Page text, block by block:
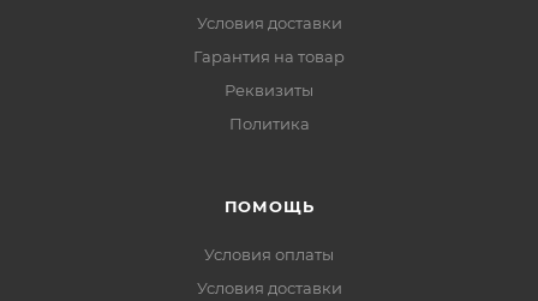
Условия доставки
Гарантия на товар
Реквизиты
Политика
ПОМОЩЬ
Условия оплаты
Условия доставки